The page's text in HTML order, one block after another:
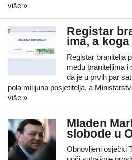
više »
Registar
ima, a
Registar branitelja
među braniteljima i
da je u prvih par
pola milijuna posjetitelja, a
više »
Mladen
slobode u
Obnovljeni osječki